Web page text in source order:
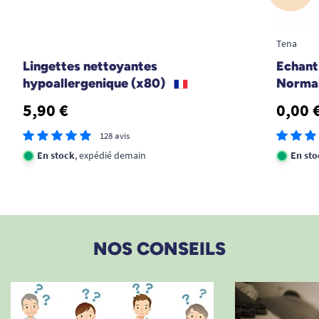
Lingettes nettoyantes
hypoallergenique (x80)
5,90 €
128 avis
En stock, expédié demain
Tena
0,00
En
NOS CONSEILS